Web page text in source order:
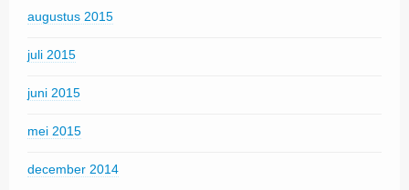
augustus 2015
juli 2015
juni 2015
mei 2015
december 2014